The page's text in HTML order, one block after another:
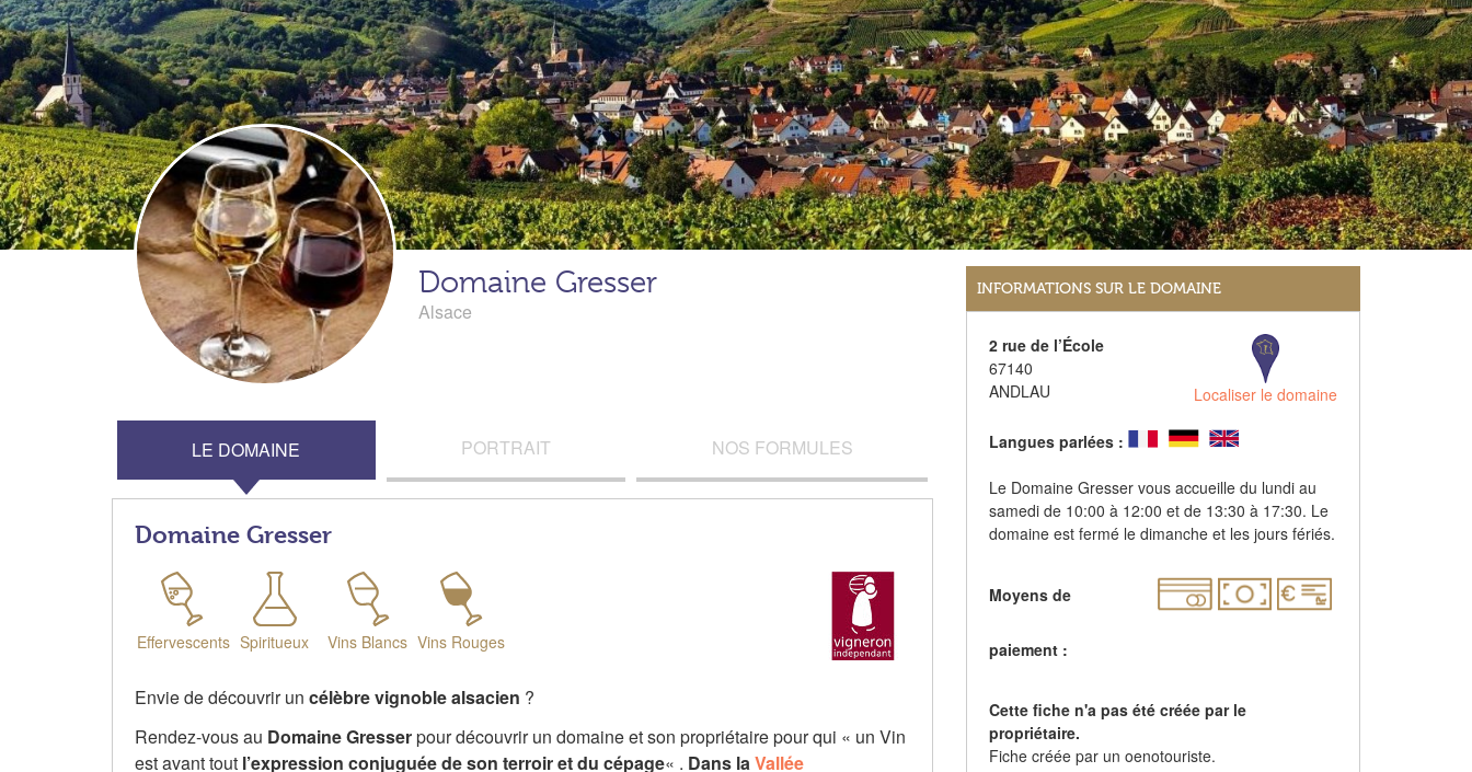
Domaine Gresser
Alsace
LE DOMAINE PORTRAIT NOS FORMULES
Domaine Gresser
Effervescents Spiritueux Vins Blancs Vins Rouges
Envie de découvrir un célèbre vignoble alsacien ?
Rendez-vous au Domaine Gresserpour découvrir un domaine et son propriétaire pour qui « un Vin
est avant tout l’expression conjuguée de son terroir et du cépage« . Dans la Vallée
INFORMATIONS SUR LE DOMAINE
2 rue de l’École
67140
ANDLAU
Localiser le domaine
Langues parlées :
Le Domaine Gresser vous accueille du lundi au
samedi de 10:00 à 12:00 et de 13:30 à 17:30. Le
domaine est fermé le dimanche et les jours fériés.
Moyens de
paiement :
Cette fiche n'a pas été créée par le
propriétaire.
Fiche créée par un oenotouriste.